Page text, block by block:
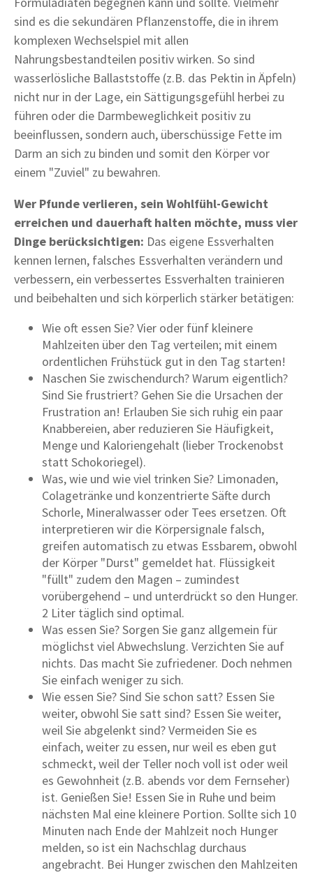
sind es die sekundären Pflanzenstoffe, die in ihrem
komplexen Wechselspiel mit allen
Nahrungsbestandteilen positiv wirken. So sind
wasserlösliche Ballaststoffe (z.B. das Pektin in Äpfeln)
nicht nur in der Lage, ein Sättigungsgefühl herbei zu
führen oder die Darmbeweglichkeit positiv zu
beeinflussen, sondern auch, überschüssige Fette im
Darm an sich zu binden und somit den Körper vor
einem "Zuviel" zu bewahren.
Wer Pfunde verlieren, sein Wohlfühl-Gewicht
erreichen und dauerhaft halten möchte, muss vier
Dinge berücksichtigen: Das eigene Essverhalten
kennen lernen, falsches Essverhalten verändern und
verbessern, ein verbessertes Essverhalten trainieren
und beibehalten und sich körperlich stärker betätigen:
Wie oft essen Sie? Vier oder fünf kleinere
Mahlzeiten über den Tag verteilen; mit einem
ordentlichen Frühstück gut in den Tag starten!
Naschen Sie zwischendurch? Warum eigentlich?
Sind Sie frustriert? Gehen Sie die Ursachen der
Frustration an! Erlauben Sie sich ruhig ein paar
Knabbereien, aber reduzieren Sie Häufigkeit,
Menge und Kaloriengehalt (lieber Trockenobst
statt Schokoriegel).
Was, wie und wie viel trinken Sie? Limonaden,
Colagetränke und konzentrierte Säfte durch
Schorle, Mineralwasser oder Tees ersetzen. Oft
interpretieren wir die Körpersignale falsch,
greifen automatisch zu etwas Essbarem, obwohl
der Körper "Durst" gemeldet hat. Flüssigkeit
"füllt" zudem den Magen – zumindest
vorübergehend – und unterdrückt so den Hunger.
2 Liter täglich sind optimal.
Was essen Sie? Sorgen Sie ganz allgemein für
möglichst viel Abwechslung. Verzichten Sie auf
nichts. Das macht Sie zufriedener. Doch nehmen
Sie einfach weniger zu sich.
Wie essen Sie? Sind Sie schon satt? Essen Sie
weiter, obwohl Sie satt sind? Essen Sie weiter,
weil Sie abgelenkt sind? Vermeiden Sie es
einfach, weiter zu essen, nur weil es eben gut
schmeckt, weil der Teller noch voll ist oder weil
es Gewohnheit (z.B. abends vor dem Fernseher)
ist. Genießen Sie! Essen Sie in Ruhe und beim
nächsten Mal eine kleinere Portion. Sollte sich 10
Minuten nach Ende der Mahlzeit noch Hunger
melden, so ist ein Nachschlag durchaus
angebracht. Bei Hunger zwischen den Mahlzeiten